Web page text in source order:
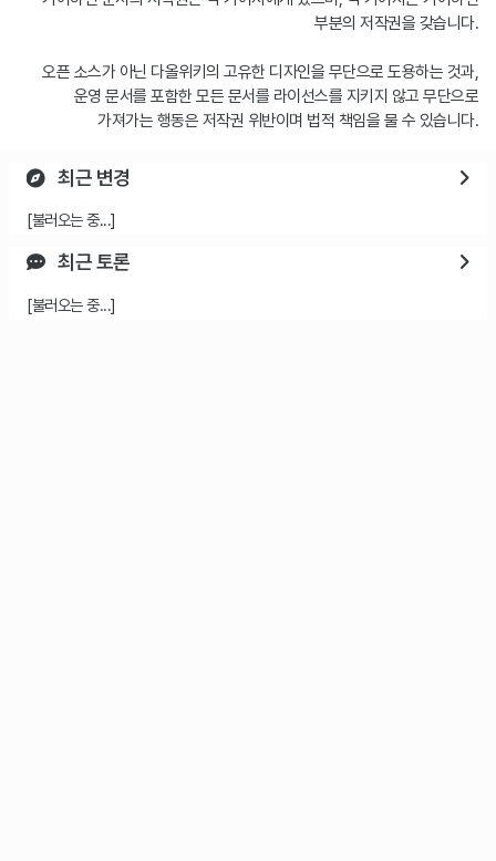
부분의 저작권을 갖습니다.
오픈 소스가 아닌 다올위키의 고유한 디자인을 무단으로 도용하는 것과,
운영 문서를 포함한 모든 문서를 라이선스를 지키지 않고 무단으로
가져가는 행동은 저작권 위반이며 법적 책임을 물 수 있습니다.
최근 변경
[불러오는 중...]
최근 토론
[불러오는 중...]